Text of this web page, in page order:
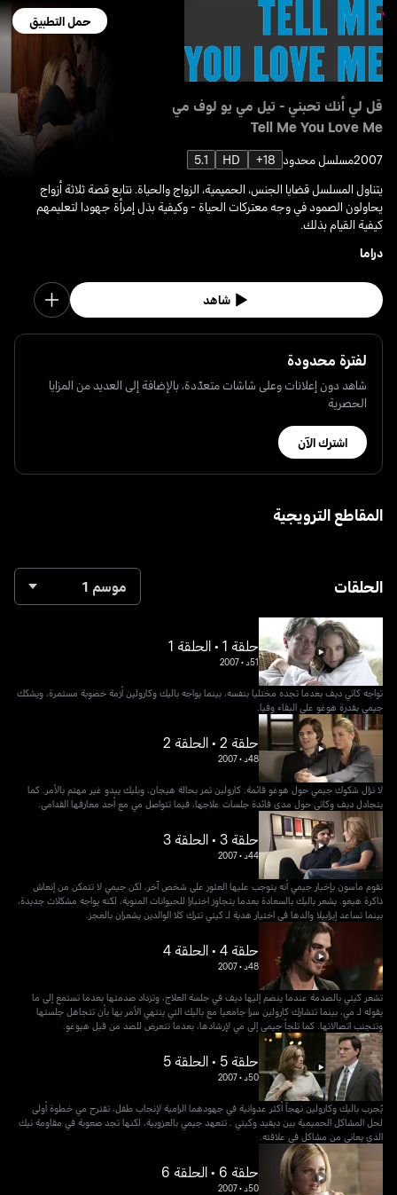
حمل التطبيق
قل لي أنك تحبني - تيل مي يو لوف مي
Tell Me You Love Me
2007مسلسل محدود 18+
HD
5.1
يتناول المسلسل قضايا الجنس، الحميمية، الزواج والحياة. نتابع قصة ثلاثة أزواج
يحاولون الصمود في وجه معتركات الحياة - وكيفية بذل إمرأة جهودا لتعليمهم
كيفية القيام بذلك.
دراما
شاهد
لفترة محدودة
شاهد دون إعلانات وعلى شاشات متعدّدة، بالإضافة إلى العديد من المزايا
الحصرية
اشترك الآن
المقاطع الترويجية
الحلقات موسم 1
حلقة 1 • الحلقة 1
51د •
2007
تواجه كاتي ديف بعدما تجده مختليا بنفسه، بينما يواجه باليك وكارولين أزمة خصوبة مستمرة، ويشكك
جيمي بقدرة هوغو على البقاء وفيا.
حلقة 2 • الحلقة 2
48د •
2007
لا تزال شكوك جيمي حول هوغو قائمة. كارولين تمر بحالة هيجان، وبليك يبدو غير مهتم بالأمر. كما
يتجادل ديف وكاتي حول مدى فائدة جلسات علاجها، فيما تتواصل مي مع أحد معارفها القدامى.
حلقة 3 • الحلقة 3
44د •
2007
تقوم ماسون بإخبار جيمي أنه يتوجب عليها العثور على شخص آخر، لكن جيمي لا تتمكن من إنعاش
ذاكرة هيغو. يشعر باليك بالسعادة بعدما يتجاوز اختبارا للحيوانات المنوية، لكنه يواجه مشكلات جديدة،
بينما تساعد إيزابيلا والدها في اختيار هدية لـ كيتي تترك كلا الوالدين يشعران بالعجز.
حلقة 4 • الحلقة 4
48د •
2007
تشعر كيتي بالصدمة عندما ينضم إليها ديف في جلسة العلاج، وتزداد صدمتها بعدما تستمع إلى ما
يقوله لـ مي، بينما تتشارك كارولين سرا جامعيا مع باليك التي ينتهي الأمر بها بأن تتجاهل جلستها
وتتجنب اتصالاتها. كما تلجأ جيمي إلى مي لإرشادها، بعدما تتعرض للصد من قبل هيوغو.
حلقة 5 • الحلقة 5
50د •
2007
يُجرب باليك وكارولين نهجاً أكثر عدوانية في جهودهما الرامية لإنجاب طفل، تقترح مي خطوة أولى
لحل المشاكل الحميمية بين ديفيد وكيتي . تتعهد جيمي بالعزوبية، لكنها تجد صعوبة في مقاومة نيك
الذي يعاني من مشاكل في علاقته.
حلقة 6 • الحلقة 6
50د •
2007